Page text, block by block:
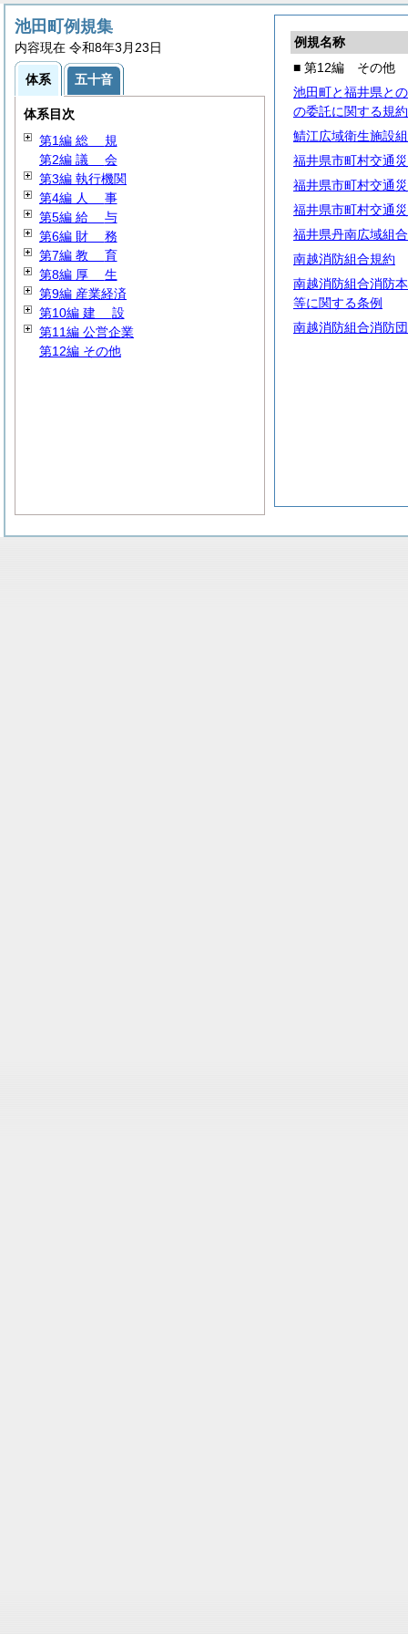
例規名称
■ 第12編 その他
池田町と福井県と
の委託に関する規約
鯖江広域衛生施設
福井県市町村交通
福井県市町村交通
福井県市町村交通
福井県丹南広域組
南越消防組合規約
南越消防組合消防
等に関する条例
南越消防組合消防
池田町例規集
内容現在 令和8年3月23日
体系 五十音
体系目次
第1編 総 規
第2編 議 会
第3編 執行機関
第4編 人 事
第5編 給 与
第6編 財 務
第7編 教 育
第8編 厚 生
第9編 産業経済
第10編 建 設
第11編 公営企業
第12編 その他